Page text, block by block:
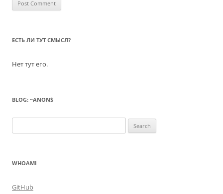
ЕСТЬ ЛИ ТУТ СМЫСЛ?
Нет тут его.
BLOG: ~ANON$
for:
WHOAMI
GitHub